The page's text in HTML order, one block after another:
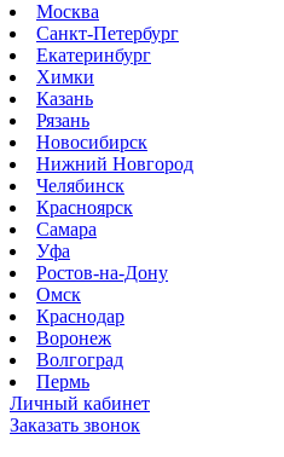
Москва
Санкт-Петербург
Екатеринбург
Химки
Казань
Рязань
Новосибирск
Нижний Новгород
Челябинск
Красноярск
Самара
Уфа
Ростов-на-Дону
Омск
Краснодар
Воронеж
Волгоград
Пермь
Личный кабинет
Заказать звонок